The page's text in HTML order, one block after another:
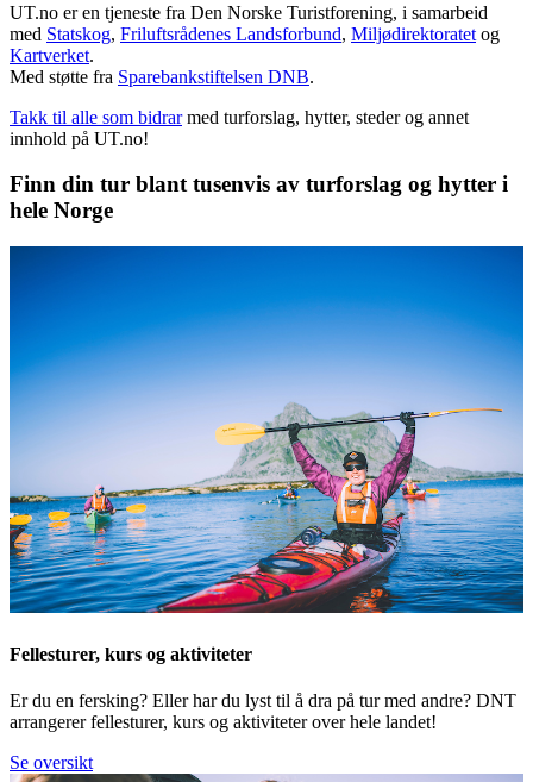
UT.no er en tjeneste fra Den Norske Turistforening, i samarbeid
med Statskog, Friluftsrådenes Landsforbund, Miljødirektoratet og
Kartverket.
Med støtte fra Sparebankstiftelsen DNB.
Takk til alle som bidrar med turforslag, hytter, steder og annet
innhold på UT.no!
Finn din tur blant tusenvis av turforslag og hytter i
hele Norge
Fellesturer, kurs og aktiviteter
Er du en fersking? Eller har du lyst til å dra på tur med andre? DNT
arrangerer fellesturer, kurs og aktiviteter over hele landet!
Se oversikt